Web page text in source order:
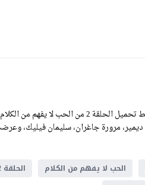
الحب لا يفهم من الكلام الحلقة 2